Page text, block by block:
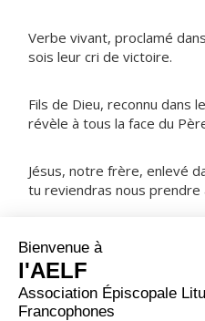
Verbe vivant, proclamé
sois leur cri de victoire.
Fils de Dieu, reconnu dans
révèle à tous la face du
Jésus, notre frère, enlevé
tu reviendras nous prendre
NOTRE PÈRE
ORAISON
Dieu qui aimes l’innocence